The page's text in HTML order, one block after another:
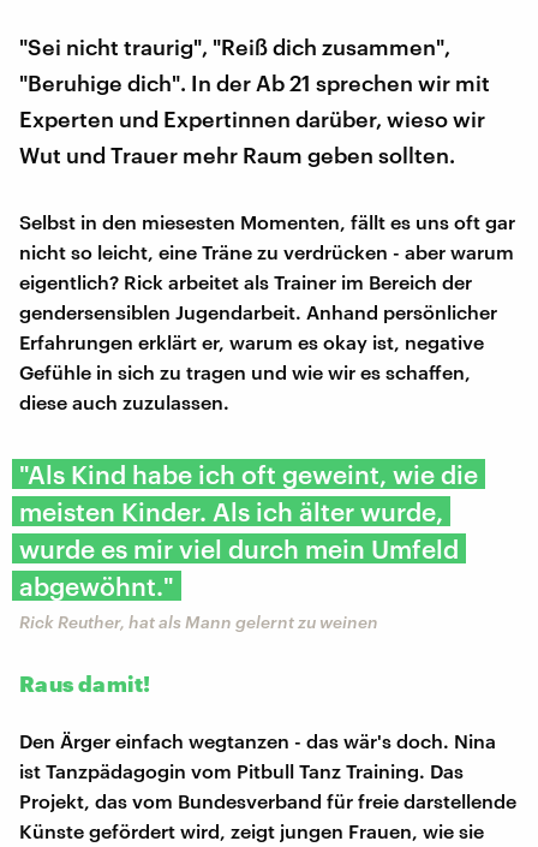
"Sei nicht traurig", "Reiß dich zusammen",
"Beruhige dich". In der Ab 21 sprechen wir mit
Experten und Expertinnen darüber, wieso wir
Wut und Trauer mehr Raum geben sollten.
Selbst in den miesesten Momenten, fällt es uns oft gar
nicht so leicht, eine Träne zu verdrücken - aber warum
eigentlich? Rick arbeitet als Trainer im Bereich der
gendersensiblen Jugendarbeit. Anhand persönlicher
Erfahrungen erklärt er, warum es okay ist, negative
Gefühle in sich zu tragen und wie wir es schaffen,
diese auch zuzulassen.
"Als Kind habe ich oft geweint, wie die
meisten Kinder. Als ich älter wurde,
wurde es mir viel durch mein Umfeld
abgewöhnt."
Rick Reuther, hat als Mann gelernt zu weinen
Raus damit!
Den Ärger einfach wegtanzen - das wär's doch. Nina
ist Tanzpädagogin vom Pitbull Tanz Training. Das
Projekt, das vom Bundesverband für freie darstellende
Künste gefördert wird, zeigt jungen Frauen, wie sie